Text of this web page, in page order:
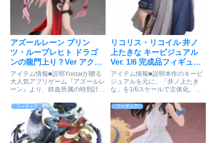
感あるポーズにて立体化しま...
MERCHANT MEETS...
アズールレーン プリン
ツ・ループレヒト ドラゴ
ンの龍門上り？Ver アクリ
ル展示ケース付スペシャル
版 1/7[APEX]が予約受付開
始
アイテム情報■説明Yostarが贈る
大人気アプリゲーム『アズールレ
ーン』より、鉄血所属の特別計画
着せ替え「ドラゴンの龍門上
り?」の姿でフィギュア化!華やか
で露出度の高いチャイナドレスを
纏い、ピンクの髪はクリア素...
リコリス・リコイル 井ノ
上たきな キービジュアル
Ver. 1/6 完成品フィギュア
[グッドスマイルカンパニ
ー]が予約受付中
アイテム情報■説明本作のキービ
ジュアルを元に、「井ノ上たき
な」を1/6スケールで立体化。た
した表情と佇まいで表現いたしま
した。ロングヘアの繊細な束感
や、風をはらむスカートの動きに
宿る緻密な造形。さらに、愛用の
拳...
フィギュア フィギュア